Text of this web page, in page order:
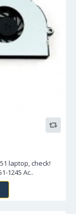
laptop, check!
1245 Ac..